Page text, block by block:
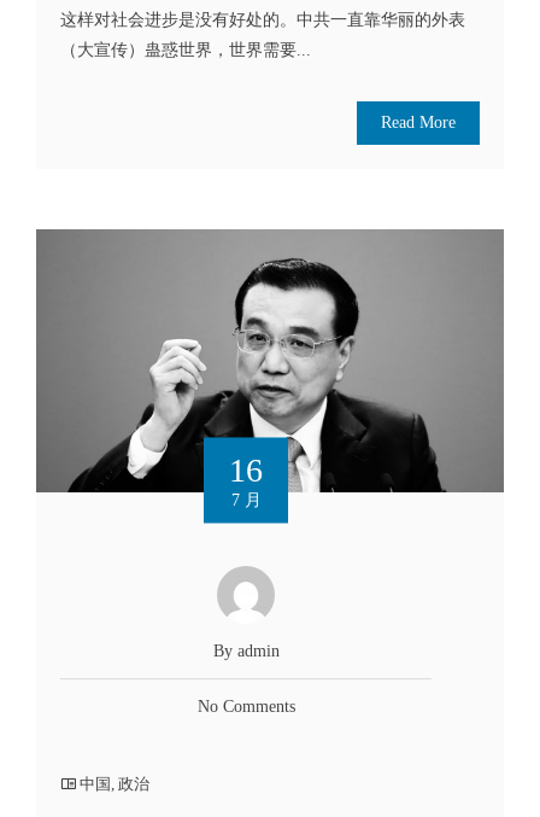
这样对社会进步是没有好处的。中共一直靠华丽的外表
（大宣传）蛊惑世界，世界需要...
Read More
16
7 月
By admin
No Comments
中国 政治